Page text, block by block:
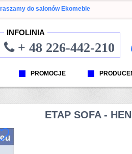
do salonów Ekomeble
INFOLINIA
+ 48 226-442-210
PROMOCJE
ETAP SOFA -